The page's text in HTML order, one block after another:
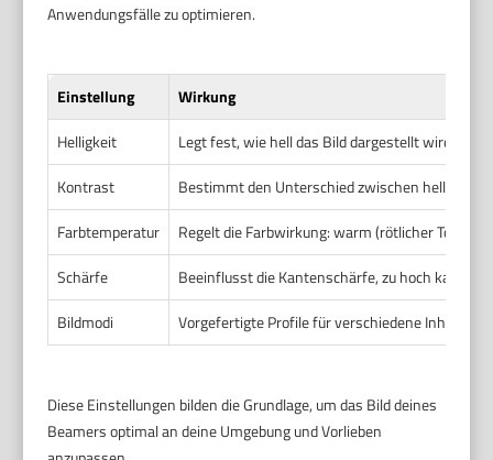
Anwendungsfälle zu optimieren.
Einstellung
Wirkung
Helligkeit
Legt fest, wie hell das Bild dargestellt wird.
Kontrast
Bestimmt den Unterschied zwischen hellen
Farbtemperatur
Regelt die Farbwirkung: warm (rötlicher Ton) bis
Schärfe
Beeinflusst die Kantenschärfe, zu hoch kann
Bildmodi
Vorgefertigte Profile für verschiedene Inhalte, z.
Diese Einstellungen bilden die Grundlage, um das Bild deines
Beamers optimal an deine Umgebung und Vorlieben